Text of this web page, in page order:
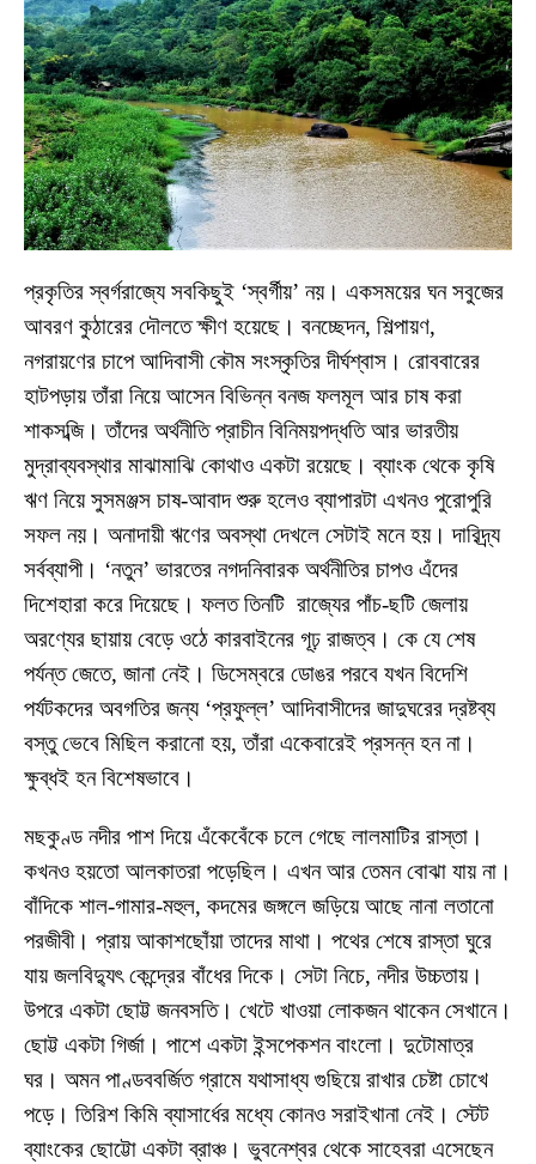
প্রকৃতির স্বর্গরাজ্যে সবকিছুই ‘স্বর্গীয়’ নয়। একসময়ের ঘন সবুজের
আবরণ কুঠারের দৌলতে ক্ষীণ হয়েছে। বনচ্ছেদন, শিল্পায়ণ,
নগরায়ণের চাপে আদিবাসী কৌম সংস্কৃতির দীর্ঘশ্বাস। রোববারের
হাটপড়ায় তাঁরা নিয়ে আসেন বিভিন্ন বনজ ফলমূল আর চাষ করা
শাকসব্জি। তাঁদের অর্থনীতি প্রাচীন বিনিময়পদ্ধতি আর ভারতীয়
মুদ্রাব্যবস্থার মাঝামাঝি কোথাও একটা রয়েছে। ব্যাংক থেকে কৃষি
ঋণ নিয়ে সুসমঞ্জস চাষ-আবাদ শুরু হলেও ব্যাপারটা এখনও পুরোপুরি
সফল নয়। অনাদায়ী ঋণের অবস্থা দেখলে সেটাই মনে হয়। দারিদ্র্য
সর্বব্যাপী। ‘নতুন’ ভারতের নগদনিবারক অর্থনীতির চাপও এঁদের
দিশেহারা করে দিয়েছে। ফলত তিনটি রাজ্যের পাঁচ-ছটি জেলায়
অরণ্যের ছায়ায় বেড়ে ওঠে কারবাইনের গূঢ় রাজত্ব। কে যে শেষ
পর্যন্ত জেতে, জানা নেই। ডিসেম্বরে ডোঙর পরবে যখন বিদেশি
পর্যটকদের অবগতির জন্য ‘প্রফুল্ল’ আদিবাসীদের জাদুঘরের দ্রষ্টব্য
বস্তু ভেবে মিছিল করানো হয়, তাঁরা একেবারেই প্রসন্ন হন না।
ক্ষুব্ধই হন বিশেষভাবে।
মছকুণ্ড নদীর পাশ দিয়ে এঁকেবেঁকে চলে গেছে লালমাটির রাস্তা।
কখনও হয়তো আলকাতরা পড়েছিল। এখন আর তেমন বোঝা যায় না।
বাঁদিকে শাল-গামার-মহুল, কদমের জঙ্গলে জড়িয়ে আছে নানা লতানো
পরজীবী। প্রায় আকাশছোঁয়া তাদের মাথা। পথের শেষে রাস্তা ঘুরে
যায় জলবিদ্যুৎ কেন্দ্রের বাঁধের দিকে। সেটা নিচে, নদীর উচ্চতায়।
উপরে একটা ছোট্ট জনবসতি। খেটে খাওয়া লোকজন থাকেন সেখানে।
ছোট্ট একটা গির্জা। পাশে একটা ইন্সপেকশন বাংলো। দুটোমাত্র
ঘর। অমন পাণ্ডববর্জিত গ্রামে যথাসাধ্য গুছিয়ে রাখার চেষ্টা চোখে
পড়ে। তিরিশ কিমি ব্যাসার্ধের মধ্যে কোনও সরাইখানা নেই। স্টেট
ব্যাংকের ছোট্টো একটা ব্রাঞ্চ। ভুবনেশ্বর থেকে সাহেবরা এসেছেন